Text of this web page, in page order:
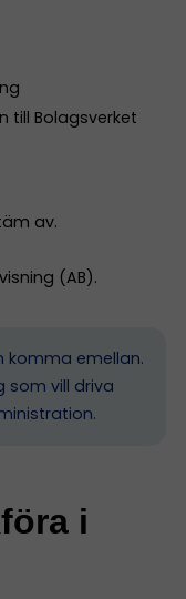
till Bolagsverket
av.
(AB).
komma emellan.
som vill driva
i